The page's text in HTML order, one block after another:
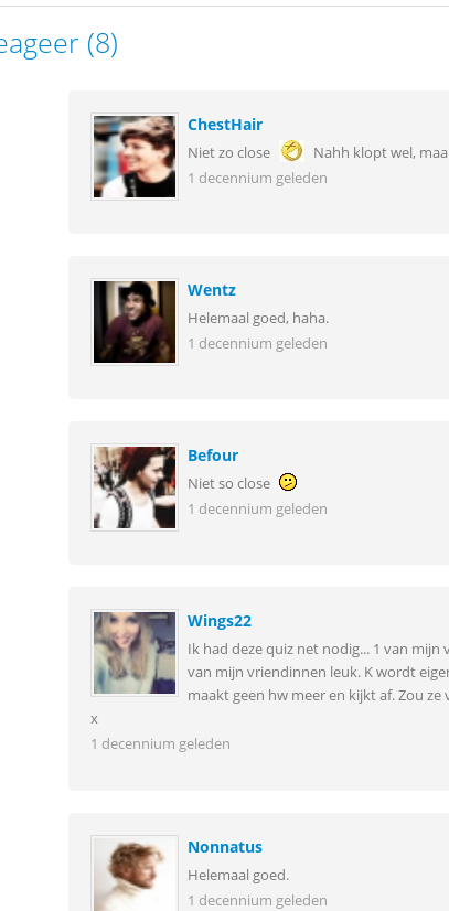
(8)
ChestHair
Niet zo close
Nahh klopt wel,
1 decennium geleden
Wentz
Helemaal goed, haha.
1 decennium geleden
Befour
Niet so close
1 decennium geleden
Wings22
Ik had deze quiz net nodig... 1 van
van mijn vriendinnen leuk. K wordt
maakt geen hw meer en kijkt af. Zou ze
x
1 decennium geleden
Nonnatus
Helemaal goed.
1 decennium geleden